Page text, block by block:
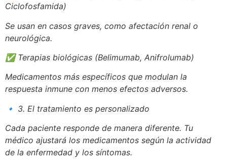
Ciclofosfamida)
Se usan en casos graves, como afectación renal o
neurológica.
✅Terapias biológicas (Belimumab, Anifrolumab)
Medicamentos más específicos que modulan la
respuesta inmune con menos efectos adversos.
🔹 3. El tratamiento es personalizado
Cada paciente responde de manera diferente. Tu
médico ajustará los medicamentos según la actividad
de la enfermedad y los síntomas.